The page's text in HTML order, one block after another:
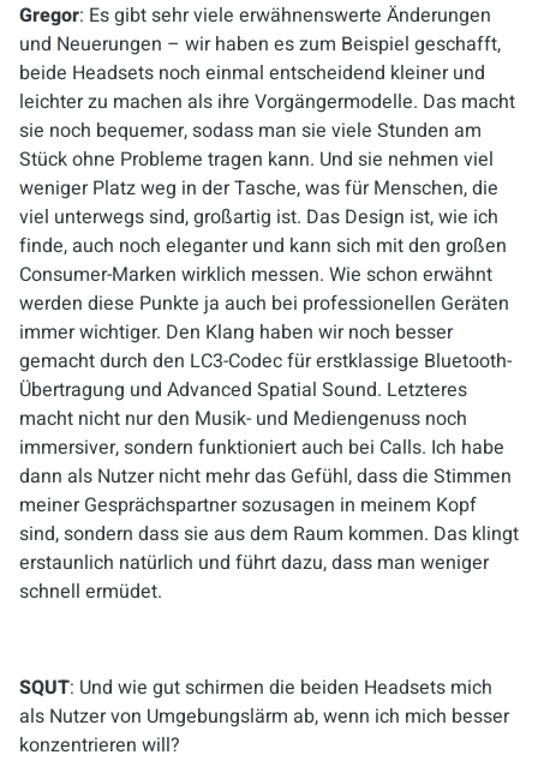
Gregor: Es gibt sehr viele erwähnenswerte Änderungen
und Neuerungen – wir haben es zum Beispiel geschafft,
beide Headsets noch einmal entscheidend kleiner und
leichter zu machen als ihre Vorgängermodelle. Das macht
sie noch bequemer, sodass man sie viele Stunden am
Stück ohne Probleme tragen kann. Und sie nehmen viel
weniger Platz weg in der Tasche, was für Menschen, die
viel unterwegs sind, großartig ist. Das Design ist, wie ich
finde, auch noch eleganter und kann sich mit den großen
Consumer-Marken wirklich messen. Wie schon erwähnt
werden diese Punkte ja auch bei professionellen Geräten
immer wichtiger. Den Klang haben wir noch besser
gemacht durch den LC3-Codec für erstklassige Bluetooth-
Übertragung und Advanced Spatial Sound. Letzteres
macht nicht nur den Musik- und Mediengenuss noch
immersiver, sondern funktioniert auch bei Calls. Ich habe
dann als Nutzer nicht mehr das Gefühl, dass die Stimmen
meiner Gesprächspartner sozusagen in meinem Kopf
sind, sondern dass sie aus dem Raum kommen. Das klingt
erstaunlich natürlich und führt dazu, dass man weniger
schnell ermüdet.
SQUT: Und wie gut schirmen die beiden Headsets mich
als Nutzer von Umgebungslärm ab, wenn ich mich besser
konzentrieren will?